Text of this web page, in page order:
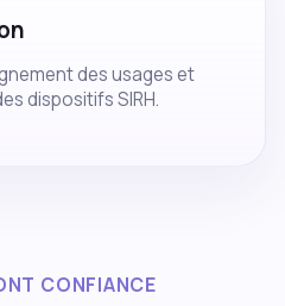
des usages et
dispositifs SIRH.
CONFIANCE